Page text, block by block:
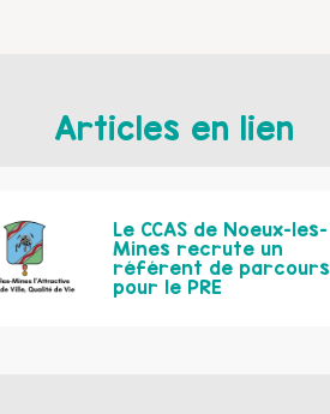
Articles en lien
Le CCAS de Noeux-les-
Mines recrute un
référent de parcours
pour le PRE